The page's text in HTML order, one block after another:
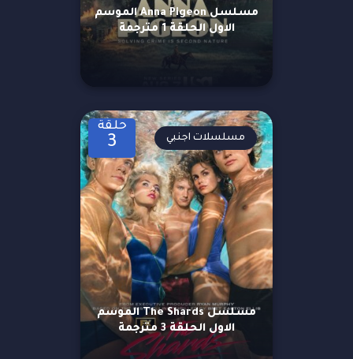
مسلسل Anna Pigeon الموسم
الاول الحلقة 1 مترجمة
حلقة
3
مسلسل The Shards الموسم
الاول الحلقة 3 مترجمة
مسلسلات اجنبي